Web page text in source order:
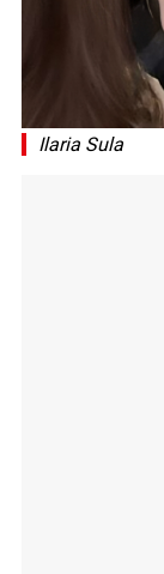
Ilaria Sula